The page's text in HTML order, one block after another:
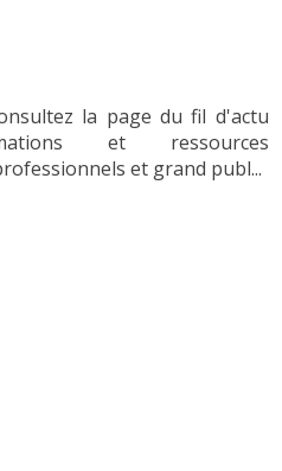
la page du fil d'actu
et ressources
et grand publ...